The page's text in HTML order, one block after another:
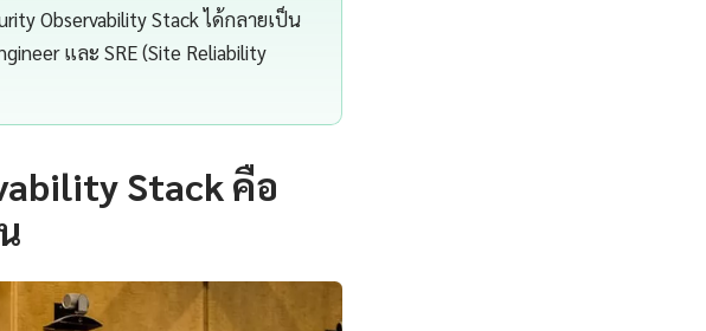
Observability Stack ได้กลายเป็น
และ SRE (Site Reliability
Stack คือ